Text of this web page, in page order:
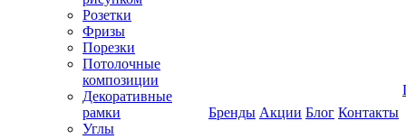
Розетки
Фризы
Порезки
Потолочные
композиции
Декоративные
рамки
Углы
Бренды Акции Блог Контакты